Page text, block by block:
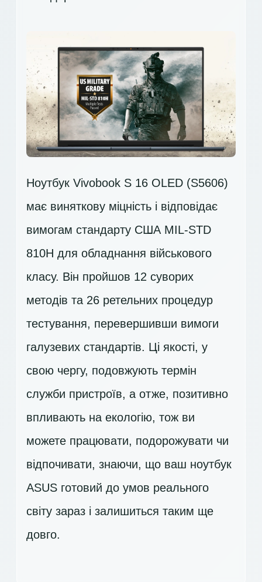
Ноутбук Vivobook S 16 OLED (S5606)
має виняткову міцність і відповідає
вимогам стандарту США MIL-STD
810H для обладнання військового
класу. Він пройшов 12 суворих
методів та 26 ретельних процедур
тестування, перевершивши вимоги
галузевих стандартів. Ці якості, у
свою чергу, подовжують термін
служби пристроїв, а отже, позитивно
впливають на екологію, тож ви
можете працювати, подорожувати чи
відпочивати, знаючи, що ваш ноутбук
ASUS готовий до умов реального
світу зараз і залишиться таким ще
довго.